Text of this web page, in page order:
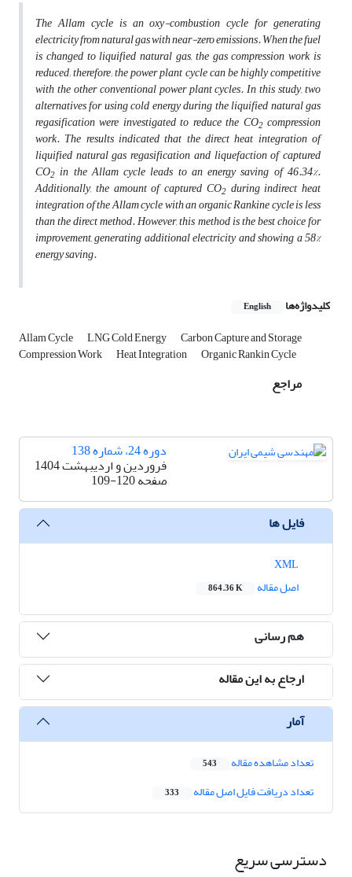
The Allam cycle is an oxy-combustion cycle for generating
electricity from natural gas with near-zero emissions. Whenthe fuel
is changed to liquified natural gas, the gas compression work is
reduced; therefore; the power plant cycle can be highly competitive
with the other conventional power plant cycles. In this study, two
alternatives for using cold energy during the liquified natural gas
regasification were investigated to reduce the CO2compression
work. The results indicated that the direct heat integration of
liquified natural gas regasification and liquefaction of captured
CO2 in the Allam cycle leads to an energy saving of 46.34%.
Additionally, the amount of captured CO2during indirect heat
integration of the Allam cycle with an organic Rankine cycle is less
than the direct method. However, this method is the best choice for
improvement, generating additional electricity and showing a 58%
energy saving.
کلیدواژه‌ها English
Allam Cycle LNG Cold Energy Carbon Capture and Storage
Compression Work Heat Integration Organic Rankin Cycle
مراجع
دوره 24، شماره 138
فروردین و اردیبهشت 1404
صفحه109-120
فایل ها
اصل مقاله
864.36 K
هم رسانی
ارجاع به این مقاله
آمار
تعداد مشاهده مقاله 543
تعداد دریافت فایل اصل مقاله 333
دسترسی سریع